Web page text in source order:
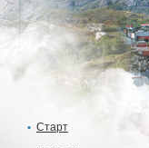
Старт